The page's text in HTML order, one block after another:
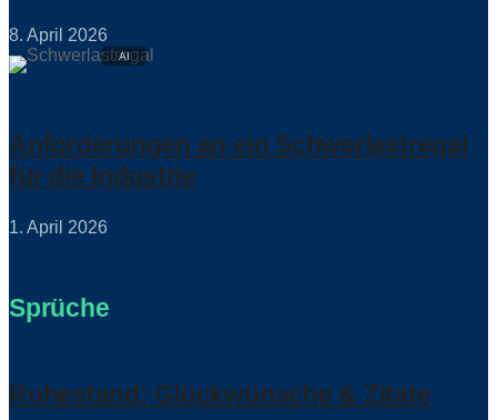
8. April 2026
Anforderungen an ein Schwerlastregal
für die Industrie
1. April 2026
Sprüche
Ruhestand: Glückwünsche & Zitate